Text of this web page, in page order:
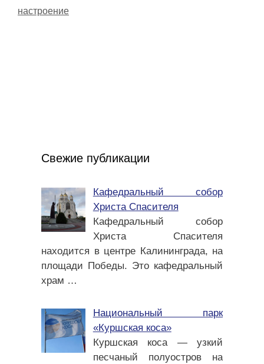
настроение
Свежие публикации
Кафедральный собор
Христа Спасителя
Кафедральный собор
Христа Спасителя
находится в центре Калининграда, на
площади Победы. Это кафедральный
храм …
Национальный парк
«Куршская коса»
Куршская коса — узкий
песчаный полуостров на